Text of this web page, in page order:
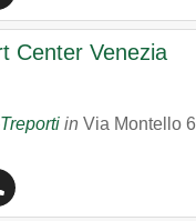
Center Venezia
in Via Montello 6